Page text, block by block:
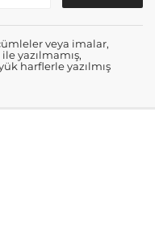
veya imalar,
yazılmamış,
harflerle yazılmış